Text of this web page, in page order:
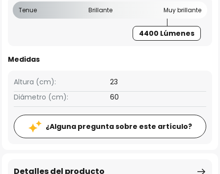
Tenue Brillante Muy brillante
4400 Lúmenes
Medidas
Altura (cm):
23
Diámetro (cm):
60
¿Alguna pregunta sobre este artículo?
Detalles del producto